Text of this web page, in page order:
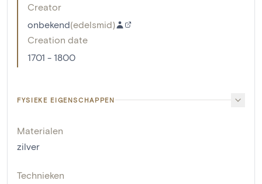
Creator
onbekend(edelsmid)
Creation date
1701 - 1800
FYSIEKE EIGENSCHAPPEN
Materialen
zilver
Technieken